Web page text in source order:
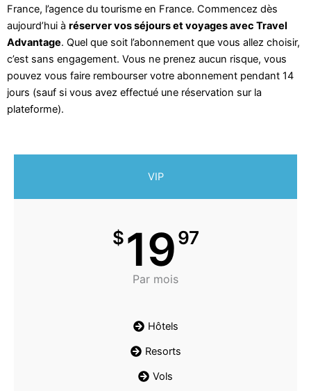
France, l’agence du tourisme en France. Commencez dès
aujourd’hui à réserver vos séjours et voyages avec Travel
Advantage. Quel que soit l’abonnement que vous allez choisir,
c’est sans engagement. Vous ne prenez aucun risque, vous
pouvez vous faire rembourser votre abonnement pendant 14
jours (sauf si vous avez effectué une réservation sur la
plateforme).
VIP
$1997
Par mois
Hôtels
Resorts
Vols